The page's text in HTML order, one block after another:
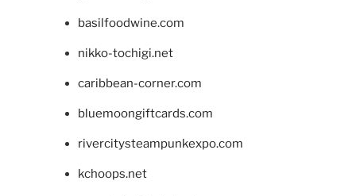
basilfoodwine.com
nikko-tochigi.net
caribbean-corner.com
bluemoongiftcards.com
rivercitysteampunkexpo.com
kchoops.net